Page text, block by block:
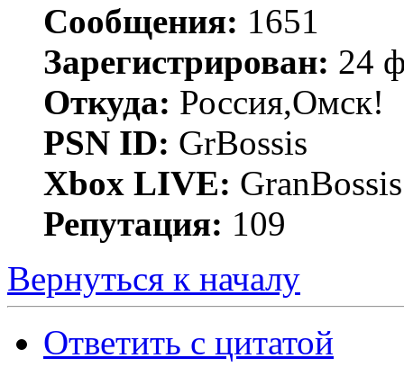
Сообщения: 1651
Зарегистрирован: 24
Откуда: Россия,Омск!
PSN ID: GrBossis
Xbox LIVE: GranBossis
Репутация: 109
Вернуться к началу
Ответить с цитатой